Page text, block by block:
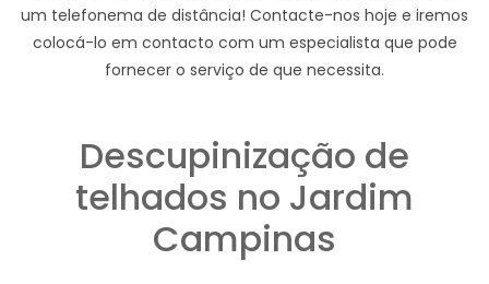
um telefonema de distância! Contacte-nos hoje e iremos
colocá-lo em contacto com um especialista que pode
fornecer o serviço de que necessita.
Descupinização de
telhados no Jardim
Campinas